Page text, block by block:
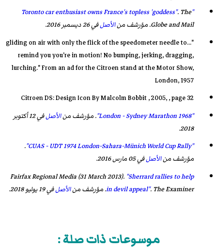
"Toronto car enthusiast owns France's topless 'goddess"
.The
Globe and Mail. مؤرشف منالأصلفي 26 ديسمبر 2016.
"...gliding on air with only the flick of the speedometer needle to
remind you you're in motion! No bumping, jerking, dragging,
lurching." From an ad for the Citroen stand at the Motor Show,
London, 1957
Citroen DS: Design Icon By Malcolm Bobbit , 2005, , page 32
"1968 London - Sydney Marathon"
. مؤرشف منالأصل
في 12 أكتوبر
2018.
"CUAS - UDT 1974 London-Sahara-Münich World Cup Rally"
.
مؤرشف منالأصلفي 05 مارس 2016.
Fairfax Regional Media (31 March 2013). "Sherrard rallies to help
in devil appeal".The Examiner . مؤرشف منالأصلفي 19 يوليو 2018.
موسوعات ذات صلة :